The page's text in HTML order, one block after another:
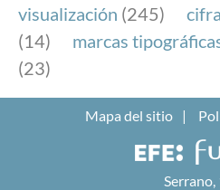
visualización (245)
(14)
marcas
(23)
Mapa del sitio